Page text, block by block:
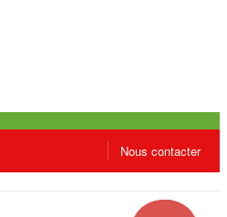
Nous contacter